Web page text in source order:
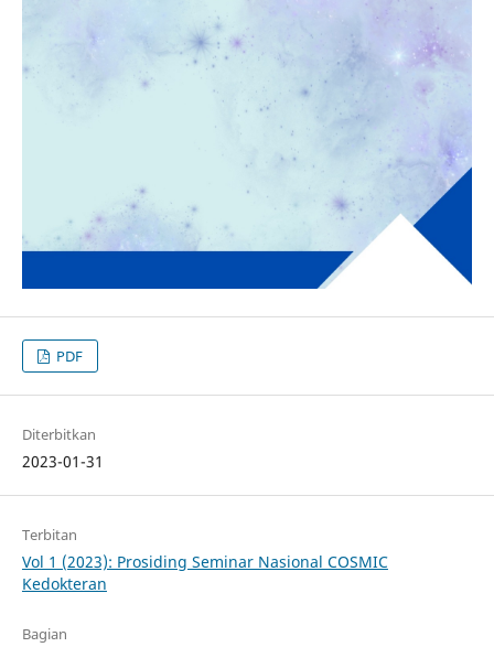
PDF
Diterbitkan
2023-01-31
Terbitan
Vol 1 (2023): Prosiding Seminar Nasional COSMIC
Kedokteran
Bagian